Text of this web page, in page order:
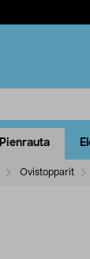
Pienrauta
Ovistopparit